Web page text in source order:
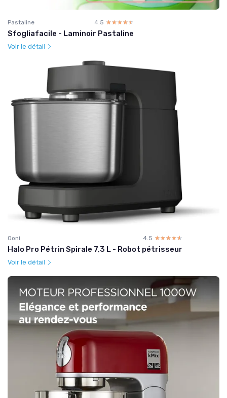
Pastaline 4.5 ☆☆☆☆☆
★★★★★
Sfogliafacile - Laminoir Pastaline
Voir le détail
Ooni 4.5 ☆☆☆☆☆
★★★★★
Halo Pro Pétrin Spirale 7,3 L - Robot pétrisseur
Voir le détail